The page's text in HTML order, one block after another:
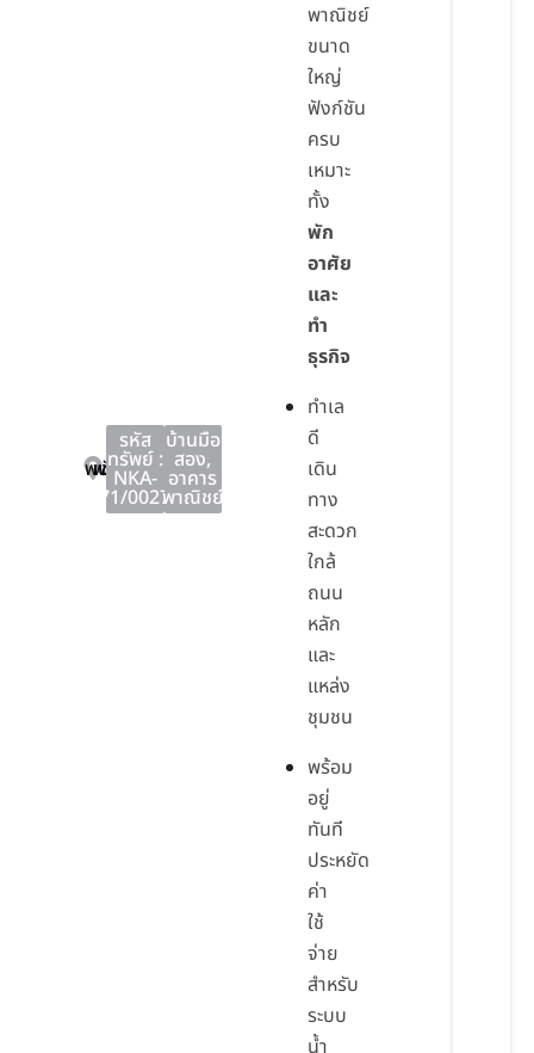
พนัสนิคม
พนัสนิคม
ชลบุรี
รหัส
ทรัพย์ :
NKA-
71/0027
บ้านมือ
สอง,
อาคาร
พาณิชย์
พาณิชย์
ขนาด
ใหญ่
ฟังก์ชัน
ครบ
เหมาะ
ทั้ง
พัก
อาศัย
และ
ทำ
ธุรกิจ
ทำเล
ดี
เดิน
ทาง
สะดวก
ใกล้
ถนน
หลัก
และ
แหล่ง
ชุมชน
พร้อม
อยู่
ทันที
ประหยัด
ค่า
ใช้
จ่าย
สำหรับ
ระบบ
น้ำ